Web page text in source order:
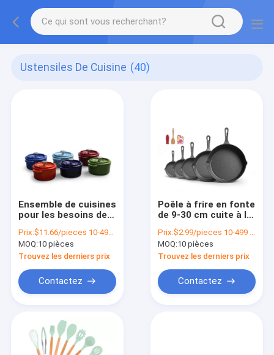
Ustensiles De Cuisine (40)
Ensemble de cuisines
pour les besoins de
Prix:$11.66/pieces 10-499 pieces
MOQ:10 pièces
Trouvez les derniers prix
Contactez
Poêle à frire en fonte
de 9-30 cm cuite à la
besoins de cuisson à
l'extérieur
Prix:$2.99/pieces 10-499 pieces
MOQ:10 pièces
Trouvez les derniers prix
Contactez